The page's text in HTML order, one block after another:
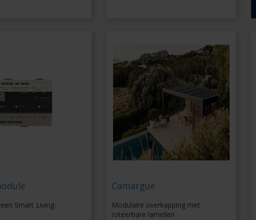
Smart Living-
Camargue
Modulaire overkapping met
roteerbare lamellen